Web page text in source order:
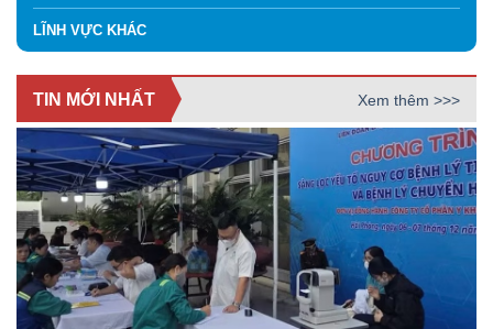
LĨNH VỰC KHÁC
TIN MỚI NHẤT Xem thêm >>>